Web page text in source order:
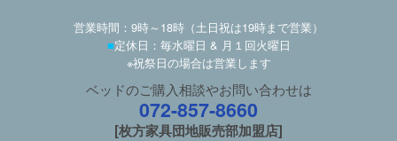
営業時間：9時～18時（土日祝は19時まで営業）
■定休日：毎水曜日 & 月１回火曜日
※祝祭日の場合は営業します
ベッドのご購入相談やお問い合わせは
072-857-8660
[枚方家具団地販売部加盟店]